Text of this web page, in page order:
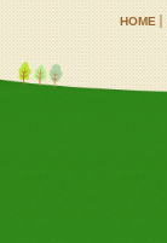
HOME